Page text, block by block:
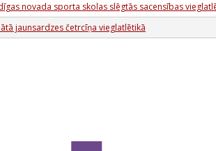
novada sporta skolas slēgtās sacensības
jaunsardzes četrcīņa vieglatlētikā